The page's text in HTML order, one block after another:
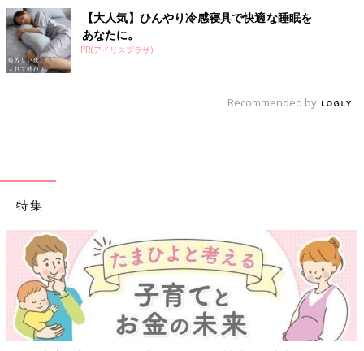
【大人気】ひんやり冷感寝具で快適な睡眠を
あなたに。
PR(アイリスプラザ)
Recommended by
特集